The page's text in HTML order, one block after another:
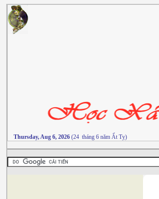
Thursday, Aug 6, 2026 (24 tháng 6 năm Ất Tỵ)